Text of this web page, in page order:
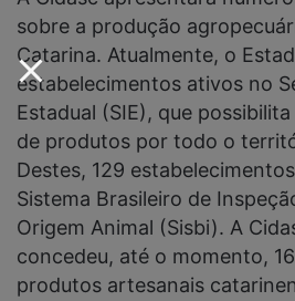
sobre a produção
Catarina. Atualmente, o
estabelecimentos ativos no
Estadual (SIE), que
de produtos por todo o
Destes, 129
Sistema Brasileiro de
Origem Animal (Sisbi). A
concedeu, até o momento,
produtos artesanais